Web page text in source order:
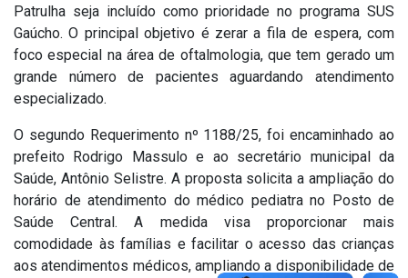
Patrulha seja incluído como prioridade no programa SUS
Gaúcho. O principal objetivo é zerar a fila de espera, com
foco especial na área de oftalmologia, que tem gerado um
grande número de pacientes aguardando atendimento
especializado.
O segundo Requerimento nº 1188/25, foi encaminhado ao
prefeito Rodrigo Massulo e ao secretário municipal da
Saúde, Antônio Selistre. A proposta solicita a ampliação do
horário de atendimento do médico pediatra no Posto de
Saúde Central. A medida visa proporcionar mais
comodidade às famílias e facilitar o acesso das crianças
aos atendimentos médicos, ampliando a disponibilidade de